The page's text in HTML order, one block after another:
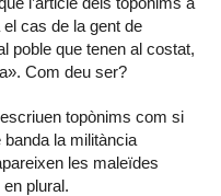
cas de la gent de
poble que tenen al costat,
Com deu ser?
topònims com si
la militància
les maleïdes
plural.